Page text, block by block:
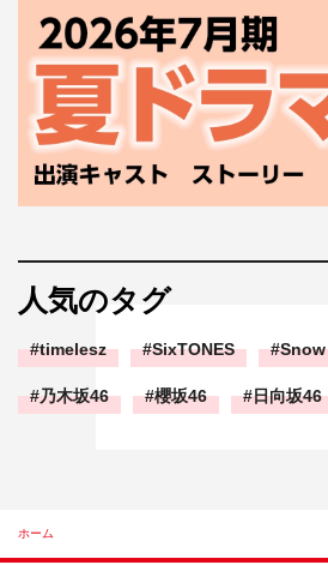
人気のタグ
timelesz SixTONES
乃木坂46 櫻坂46 日向坂46
ホーム